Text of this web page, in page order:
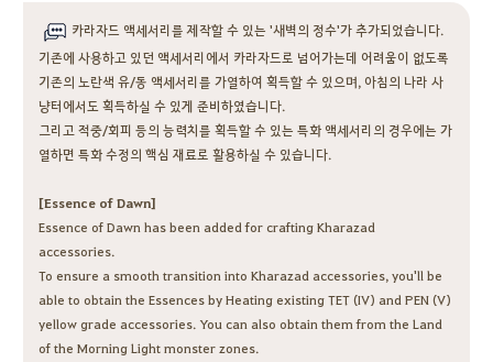
카라자드 액세서리를 제작할 수 있는 '새벽의 정수'가 추가되었습니다.
기존에 사용하고 있던 액세서리에서 카라자드로 넘어가는데 어려움이 없도록
기존의 노란색 유/동 액세서리를 가열하여 획득할 수 있으며, 아침의 나라 사
냥터에서도 획득하실 수 있게 준비하였습니다.
그리고 적중/회피 등의 능력치를 획득할 수 있는 특화 액세서리의 경우에는 가
열하면 특화 수정의 핵심 재료로 활용하실 수 있습니다.
[Essence of Dawn]
Essence of Dawn has been added for crafting Kharazad
accessories.
To ensure a smooth transition into Kharazad accessories, you'll be
able to obtain the Essences by Heating existing TET (IV) and PEN (V)
yellow grade accessories. You can also obtain them from the Land
of the Morning Light monster zones.